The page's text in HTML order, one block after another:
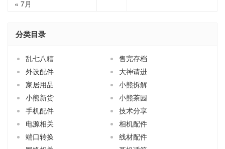
« 7月
分类目录
乱七八糟
售完存档
外设配件
大神请进
家居用品
小熊拆解
小熊新货
小熊茶园
手机配件
技术分享
电源相关
相机配件
端口转换
线材配件